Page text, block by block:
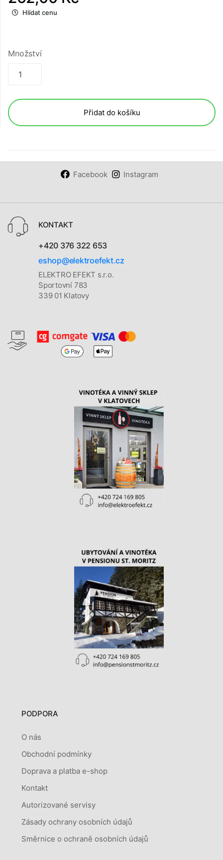
Hlídat cenu
Množství
Přidat do košíku
Facebook Instagram
KONTAKT
+420 376 322 653
eshop@elektroefekt.cz
ELEKTRO EFEKT s.r.o.
Sportovní 783
339 01 Klatovy
PODPORA
O nás
Obchodní podmínky
Doprava a platba e-shop
Kontakt
Autorizované servisy
Zásady ochrany osobních údajů
Směrnice o ochraně osobních údajů